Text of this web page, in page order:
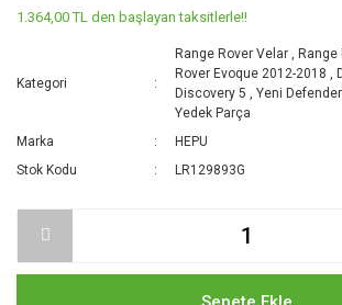
1.364,00 TL den başlayan taksitlerle!!
Kategori
Range Rover Velar ,Range
Rover Evoque 2012-2018
,
Discovery 5
,Yeni
Yedek Parça
Marka
HEPU
Stok Kodu
LR129893G